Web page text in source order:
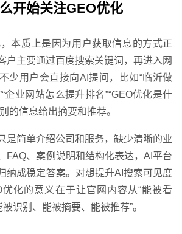
开始关注GEO优化
本质上是因为用户获取信息的方式正
户主要通过百度搜索关键词，再进入网
少用户会直接向AI提问，比如“临沂做
企业网站怎么提升排名”“GEO优化是什
的信息给出摘要和推荐。
是简单介绍公司和服务，缺少清晰的业
FAQ、案例说明和结构化表达，AI平台
纳成稳定答案。对想提升AI搜索可见度
化的意义在于让官网内容从“能被看
识别、能被摘要、能被推荐”。